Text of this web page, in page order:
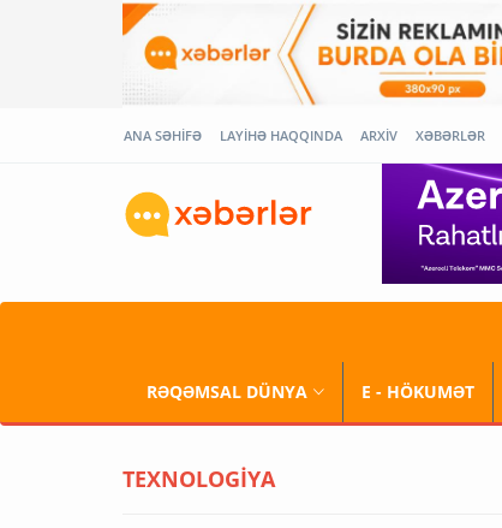
ANA SƏHİFƏ LAYİHƏ HAQQINDA ARXİV XƏBƏRLƏR
RƏQƏMSAL DÜNYA E - HÖKUMƏT
TEXNOLOGİYA